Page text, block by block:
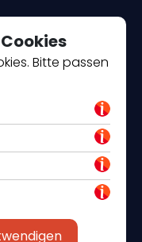
Bitte passen